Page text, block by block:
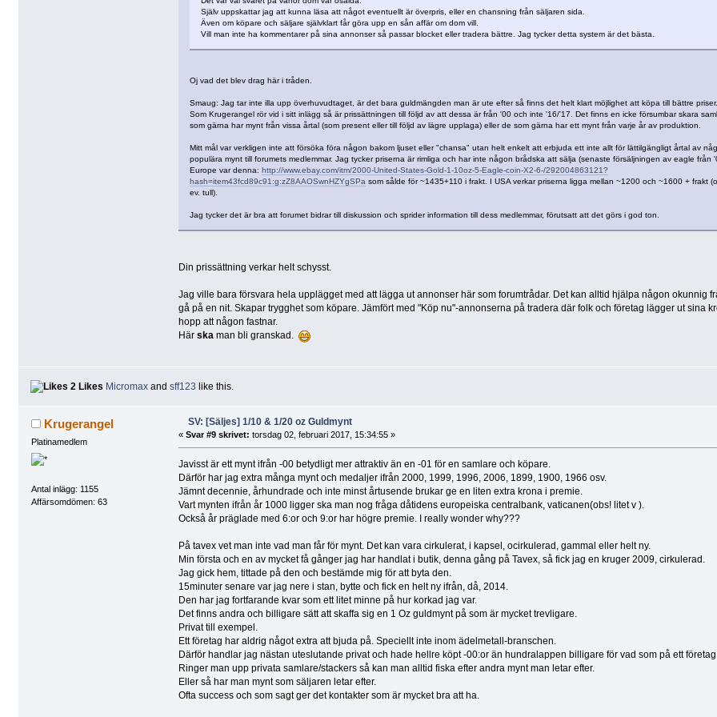
Själv uppskattar jag att kunna läsa att något eventuellt är överpris, eller en chansning från säljaren sida.
Även om köpare och säljare självklart får göra upp en sån affär om dom vill.
Vill man inte ha kommentarer på sina annonser så passar blocket eller tradera bättre. Jag tycker detta system är det bästa.
Oj vad det blev drag här i tråden.
Smaug: Jag tar inte illa upp överhuvudtaget, är det bara guldmängden man är ute efter så finns det helt klart möjlighet att köpa till bättre priser.
Som Krugerangel rör vid i sitt inlägg så är prissättningen till följd av att dessa är från '00 och inte '16/'17. Det finns en icke försumbar skara
som gärna har mynt från vissa årtal (som present eller till följd av lägre upplaga) eller de som gärna har ett mynt från varje år av produktion.
Mitt mål var verkligen inte att försöka föra någon bakom ljuset eller "chansa" utan helt enkelt att erbjuda ett inte allt för lättilgängligt årtal av
populära mynt till forumets medlemmar. Jag tycker priserna är rimliga och har inte någon brådska att sälja (senaste försäljningen av eagle från
Europe var denna: http://www.ebay.com/itm/2000-United-States-Gold-1-10oz-5-Eagle-coin-X2-6-/292004863121?
hash=item43fcd89c91:g:zZ8AAOSwnHZYgSPa som sålde för ~1435+110 i frakt. I USA verkar priserna ligga mellan ~1200 och ~1600 + frakt
ev. tull).
Jag tycker det är bra att forumet bidrar till diskussion och sprider information till dess medlemmar, förutsatt att det görs i god ton.
Din prissättning verkar helt schysst.
Jag ville bara försvara hela upplägget med att lägga ut annonser här som forumtrådar. Det kan alltid hjälpa någon okunnig
gå på en nit. Skapar trygghet som köpare. Jämfört med "Köp nu"-annonserna på tradera där folk och företag lägger ut sina
hopp att någon fastnar.
Här skaman bli granskad.
2 Likes Micromaxand sff123 like this.
Krugerangel
Platinamedlem
Antal inlägg: 1155
Affärsomdömen: 63
SV: [Säljes] 1/10 & 1/20 oz Guldmynt
« Svar #9 skrivet: torsdag 02, februari 2017, 15:34:55 »
Javisst är ett mynt ifrån -00 betydligt mer attraktiv än en -01 för en samlare och köpare.
Därför har jag extra många mynt och medaljer ifrån 2000, 1999, 1996, 2006, 1899, 1900, 1966 osv.
Jämnt decennie, århundrade och inte minst årtusende brukar ge en liten extra krona i premie.
Vart mynten ifrån år 1000 ligger ska man nog fråga dåtidens europeiska centralbank, vaticanen(obs! litet v ).
Också år präglade med 6:or och 9:or har högre premie. I really wonder why???
På tavex vet man inte vad man får för mynt. Det kan vara cirkulerat, i kapsel, ocirkulerad, gammal eller helt ny.
Min första och en av mycket få gånger jag har handlat i butik, denna gång på Tavex, så fick jag en kruger 2009, cirkulerad.
Jag gick hem, tittade på den och bestämde mig för att byta den.
15minuter senare var jag nere i stan, bytte och fick en helt ny ifrån, då, 2014.
Den har jag fortfarande kvar som ett litet minne på hur korkad jag var.
Det finns andra och billigare sätt att skaffa sig en 1 Oz guldmynt på som är mycket trevligare.
Privat till exempel.
Ett företag har aldrig något extra att bjuda på. Speciellt inte inom ädelmetall-branschen.
Därför handlar jag nästan uteslutande privat och hade hellre köpt -00:or än hundralappen billigare för vad som på ett
Ringer man upp privata samlare/stackers så kan man alltid fiska efter andra mynt man letar efter.
Eller så har man mynt som säljaren letar efter.
Ofta success och som sagt ger det kontakter som är mycket bra att ha.